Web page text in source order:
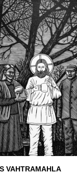
VAHTRAMAHLA